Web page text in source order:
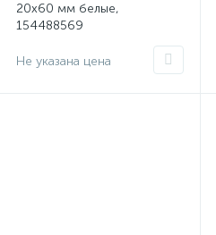
20х60 мм белые,
154488569
Не указана цена